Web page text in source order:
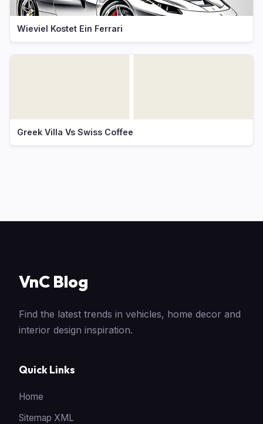
Wieviel Kostet Ein Ferrari
Greek Villa Vs Swiss Coffee
VnC Blog
Find the latest trends in vehicles, home decor and
interior design inspiration.
Quick Links
Home
Sitemap XML